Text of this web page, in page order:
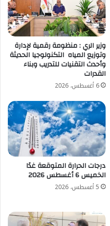
وزير الري : منظومة رقمية لإدارة
وتوزيع المياه التكنولوجيا الحديثة
وأحدث التقنيات للتدريب وبناء
القدرات
6 أغسطس، 2026
درجات الحرارة المتوقعة غدًا
الخميس 6 أغسطس 2026
5 أغسطس، 2026